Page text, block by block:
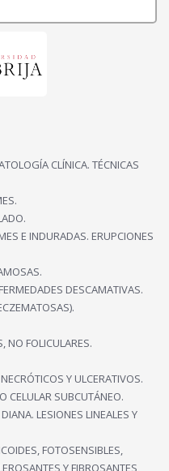
CLÍNICA. TÉCNICAS
E INDURADAS. ERUPCIONES
DESCAMATIVAS.
NO FOLICULARES.
Y ULCERATIVOS.
CELULAR SUBCUTÁNEO.
LESIONES LINEALES Y
FOTOSENSIBLES,
Y FIBROSANTES,